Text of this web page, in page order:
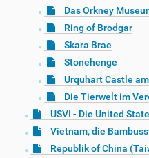
Das Orkney
Ring of Brodgar
Skara Brae
Stonehenge
Urquhart Castle
Die Tierwelt im
USVI - Die United
Vietnam, die
Republik of China